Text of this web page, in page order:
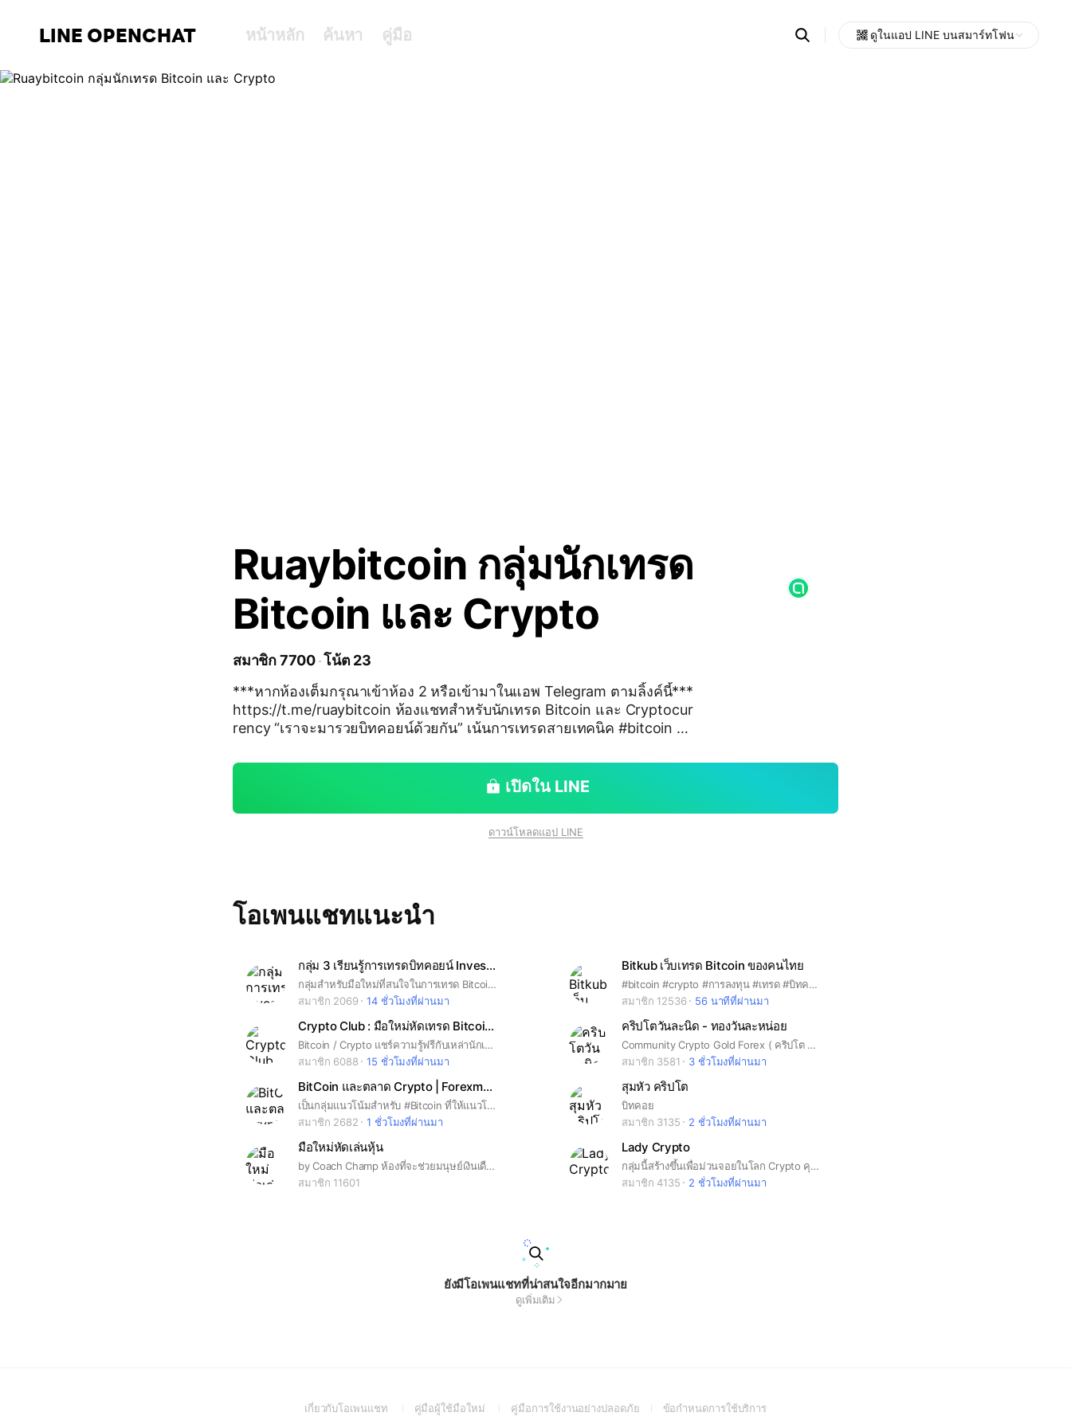
LINE OPENCHAT หน้าหลัก ค้นหา คู่มือ Search
OpenChatsดูในแอป LINE บนสมาร์ทโฟน
Ruaybitcoin กลุ่มนักเทรด
Bitcoin และ Crypto
สมาชิก 7700 โน้ต 23
***หากห้องเต็มกรุณาเข้าห้อง 2 หรือเข้ามาในแอพ Telegram ตามลิ้งค์นี้***
https://t.me/ruaybitcoin ห้องแชทสำหรับนักเทรด Bitcoin และ Cryptocur
rency “เราจะมารวยบิทคอยน์ด้วยกัน” เน้นการเทรดสายเทคนิค #bitcoin #c
#dogecoin
เปิดใน LINE
ดาวน์โหลดแอป LINE
โอเพนแชทแนะนำ
กลุ่ม 3 เรียนรู้การเทรดบิทคอยน์ InvestorNetwork Youtube 📊
กลุ่มสำหรับมือใหม่ที่สนใจในการเทรด Bitcoin และสนใจใน Cryptocurrency *ข้อห้าม* ไม่ส่งลิงค์กลุ่มอื่นเข้าโอเพ่นแชท ไม่พูดคำหยาบคาย ไม่ส่งรูปหรือคลิปอนาจาร ยินดีต้อนรับทุกคนครับ ฟรี!
สมาชิก 2069
14 ชั่วโมงที่ผ่านมา
Bitkub เว็บเทรด Bitcoin ของคนไทย
#bitcoin #crypto #การลงทุน #เทรด #บิทคอยน์ #บิตคอย
สมาชิก 12536
56 นาทีที่ผ่านมา
Crypto Club : มือใหม่หัดเทรด Bitcoin วิเคราะห์กราฟฟรี
Bitcoin / Crypto แชร์ความรู้ฟรีกับเหล่านักเทรด (เข้ามาแล้วอ่านประกาศ + โน้ต) ในโน้ตมีความรู้ฟรี ❇️ สมัคร Binance กับ VIP Partner ของเราลดค่าธรรมเนียมมากที่สุด 45% (ลิงค์แท้ได้ส่วนลดจริง ลดตลอดการใช้งาน) *สมัครเองไม่ได้รับส่วนลดเพิ่ม* ❇️ ข้อมูลความรู้ทั้งหมดอยู่ในโน้ต : คลิปวิเคราะห์กราฟรายวัน, วิธีสมัครเว็บเทรดได้ลดค่าธรรมเนียมสูงสุด, สอนวิเคราะห์กราฟเบื้องต้น-ระดับสูงสุด (ฟรี), พื้นฐานความรู้สำหรับนักเทรดคริปโต ❇️ ห้อง Crypto Club สำหรับนักเทรดทุกคน ฟรีทุกอย่าง
สมาชิก 6088
15 ชั่วโมงที่ผ่านมา
คริปโตวันละนิด - ทองวันละหน่อย
Community Crypto Gold Forex ( คริปโต ทองคำ และสกุลเงิน ) แบ่งปันความรู้ มี EA ช่วยเทรดให้ใช้ฟรี / วิเคราะห์ข่าว วิเคราะห์ตลาด #คริปโต #ทองคำ #EA
สมาชิก 3581
3 ชั่วโมงที่ผ่านมา
BitCoin และตลาด Crypto | Forexmonday
เป็นกลุ่มแนวโน้มสำหรับ #Bitcoin ที่ให้แนวโน้มทั้งปัจจัยพื้นฐานและทางเทคนิคในระยะสั้นและระยะกลางรวมทั้งระยะยาว #Forex #Forexmonday #BTC
สมาชิก 2682
1 ชั่วโมงที่ผ่านมา
สุมหัว คริปโต
บิทคอย
สมาชิก 3135
2 ชั่วโมงที่ผ่านมา
มือใหม่หัดเล่นหุ้น
by Coach Champ ห้องที่จะช่วยมนุษย์เงินเดือน เริ่มต้นรู้จักการลงทุนหุ้นแบบง่ายๆครับ
สมาชิก 11601
Lady Crypto
กลุ่มนี้สร้างขึ้นเพื่อม่วนจอยในโลก Crypto คุยเรื่องเหรียญและลงทุนแบบบ้านๆ เข้าใจง่ายๆ พร้อมเปิดมุมมองที่แตกต่างของทุกคน ☺️
สมาชิก 4135
2 ชั่วโมงที่ผ่านมา
ยังมีโอเพนแชทที่น่าสนใจอีกมากมาย
ดูเพิ่มเติม
เกี่ยวกับโอเพนแชท
(Openคู่มือผู้ใช้มือใหม่
(Openคู่มือการใช้งานอย่างปลอดภัย(Openข้อกำหนดการใช้บริการ(Open